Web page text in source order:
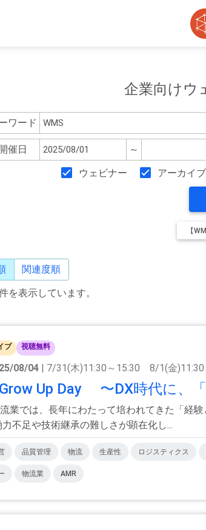
企業向けウ
ワード
催日 ～
ウェビナー アーカイブ
【
関連度順
を表示しています。
ブ 視聴無料
08/04 | 7/31(木)11:30～15:30 8/1(金
Up Day 〜DX時代に、
業では、長年にわたって培われてきた「経
不足や技術継承の難しさが顕在化し...
品質管理 物流 生産性 ロジスティクス
物流業 AMR